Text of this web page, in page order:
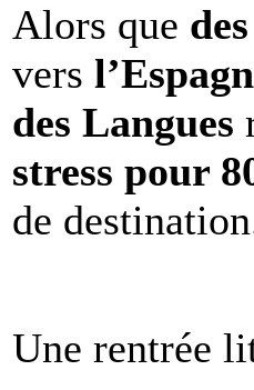
Alors que
vers
des Langues
stress pour
de
Une rentrée